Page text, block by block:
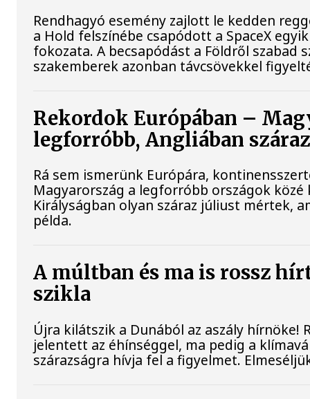
Rendhagyó esemény zajlott le kedden
a Hold felszínébe csapódott a SpaceX
fokozata. A becsapódást a Földről szabad
szakemberek azonban távcsövekkel
Rekordok Európában –
legforróbb, Angliában
Rá sem ismerünk Európára,
Magyarország a legforróbb országok
Királyságban olyan száraz júliust mértek,
példa.
A múltban és ma is rossz
szikla
Újra kilátszik a Dunából az aszály hírnöke!
jelentett az éhínséggel, ma pedig a
szárazságra hívja fel a figyelmet.